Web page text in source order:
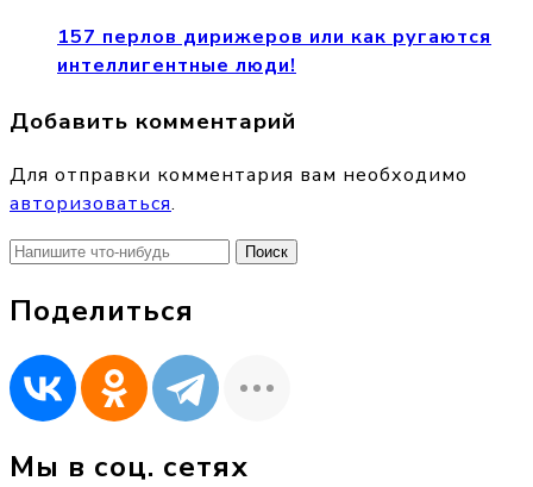
157 перлов дирижеров или как ругаются
интеллигентные люди!
Добавить комментарий
Для отправки комментария вам необходимо
авторизоваться.
Найти:
Поделиться
Мы в соц. сетях